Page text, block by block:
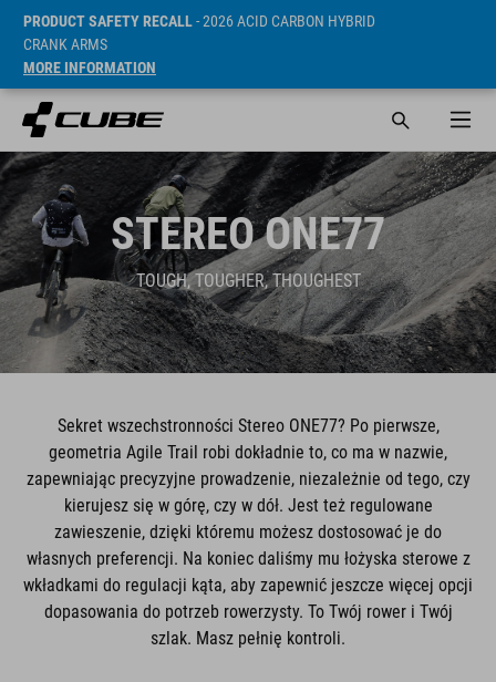
PRODUCT SAFETY RECALL- 2026 ACID CARBON HYBRID
CRANK ARMS
MORE INFORMATION
STEREO ONE77
TOUGH, TOUGHER, THOUGHEST
Sekret wszechstronności Stereo ONE77? Po pierwsze,
geometria Agile Trail robi dokładnie to, co ma w nazwie,
zapewniając precyzyjne prowadzenie, niezależnie od tego, czy
kierujesz się w górę, czy w dół. Jest też regulowane
zawieszenie, dzięki któremu możesz dostosować je do
własnych preferencji. Na koniec daliśmy mu łożyska sterowe z
wkładkami do regulacji kąta, aby zapewnić jeszcze więcej opcji
dopasowania do potrzeb rowerzysty. To Twój rower i Twój
szlak. Masz pełnię kontroli.